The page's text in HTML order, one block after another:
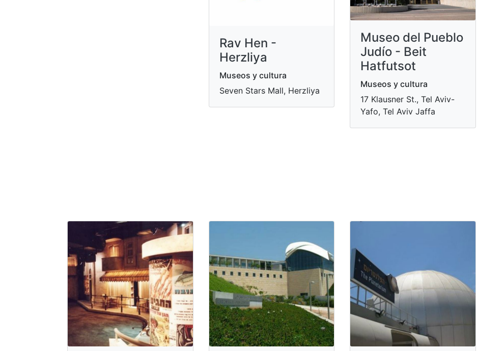
Rav Hen -
Herzliya
Museos y cultura
Seven Stars Mall, Herzliya
Museo del Pueblo
Judío - Beit
Hatfutsot
Museos y cultura
17 Klausner St., Tel Aviv-
Yafo, Tel Aviv Jaffa